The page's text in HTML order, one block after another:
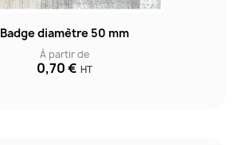
Badge diamètre 50 mm
À partir de
0,70 € HT